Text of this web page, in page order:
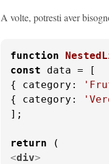
A volte, potresti aver
function
const data = [
{ category :
{ category :
];
return
<div>